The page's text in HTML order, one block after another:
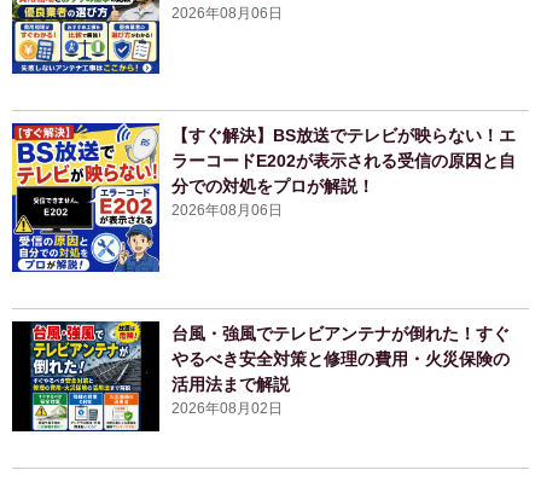
2026年08月06日
【すぐ解決】BS放送でテレビが映らない！エ
ラーコードE202が表示される受信の原因と自
分での対処をプロが解説！
2026年08月06日
台風・強風でテレビアンテナが倒れた！すぐ
やるべき安全対策と修理の費用・火災保険の
活用法まで解説
2026年08月02日